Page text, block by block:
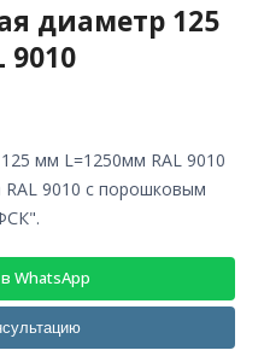
диаметр 125
9010
RAL 9010 с порошковым
WhatsApp